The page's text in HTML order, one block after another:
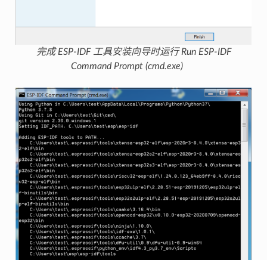
完成 ESP-IDF 工具安装向导时运行 Run ESP-IDF
Command Prompt (cmd.exe)